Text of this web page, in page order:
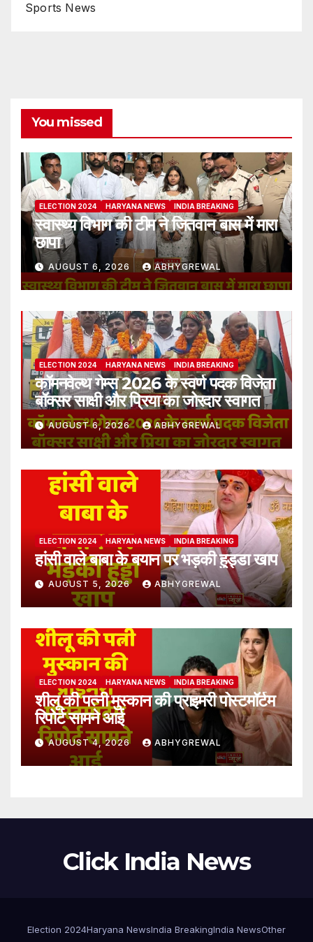
Sports News
You missed
ELECTION 2024 HARYANA NEWS INDIA BREAKING
स्वास्थ्य विभाग की टीम ने जितवान बास में मारा
छापा
AUGUST 6, 2026 ABHYGREWAL
ELECTION 2024 HARYANA NEWS INDIA BREAKING
कॉमनवेल्थ गेम्स 2026 के स्वर्ण पदक विजेता
बॉक्सर साक्षी और प्रिया का जोरदार स्वागत
AUGUST 6, 2026 ABHYGREWAL
ELECTION 2024 HARYANA NEWS INDIA BREAKING
हांसी वाले बाबा के बयान पर भड़की हुड्डा खाप
AUGUST 5, 2026 ABHYGREWAL
ELECTION 2024 HARYANA NEWS INDIA BREAKING
शीलू की पत्नी मुस्कान की प्राइमरी पोस्टमॉर्टम
रिपोर्ट सामने आई
AUGUST 4, 2026 ABHYGREWAL
Click India News
Election 2024Haryana NewsIndia BreakingIndia NewsOther